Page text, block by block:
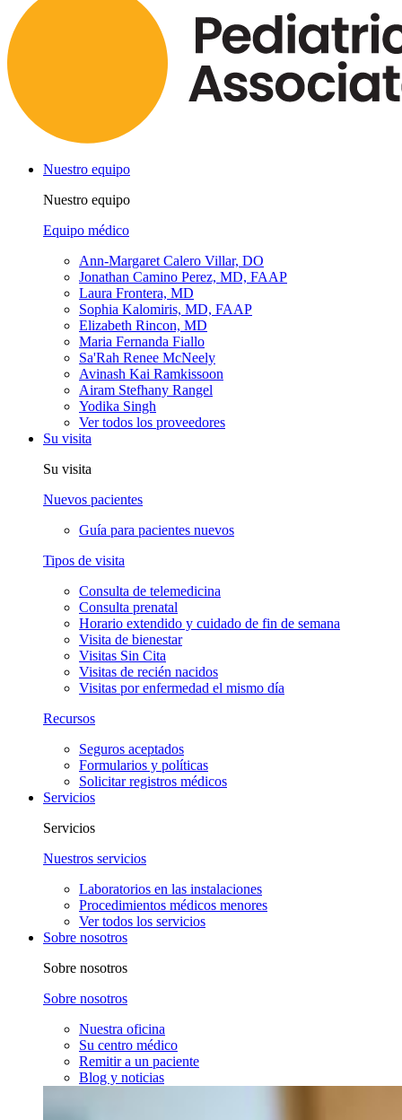
Nuestro equipo
Nuestro equipo
Equipo médico
Ann-Margaret Calero Villar, DO
Jonathan Camino Perez, MD, FAAP
Laura Frontera, MD
Sophia Kalomiris, MD, FAAP
Elizabeth Rincon, MD
Maria Fernanda Fiallo
Sa'Rah Renee McNeely
Avinash Kai Ramkissoon
Airam Stefhany Rangel
Yodika Singh
Ver todos los proveedores
Su visita
Su visita
Nuevos pacientes
Guía para pacientes nuevos
Tipos de visita
Consulta de telemedicina
Consulta prenatal
Horario extendido y cuidado de fin de semana
Visita de bienestar
Visitas Sin Cita
Visitas de recién nacidos
Visitas por enfermedad el mismo día
Recursos
Seguros aceptados
Formularios y políticas
Solicitar registros médicos
Servicios
Servicios
Nuestros servicios
Laboratorios en las instalaciones
Procedimientos médicos menores
Ver todos los servicios
Sobre nosotros
Sobre nosotros
Sobre nosotros
Nuestra oficina
Su centro médico
Remitir a un paciente
Blog y noticias